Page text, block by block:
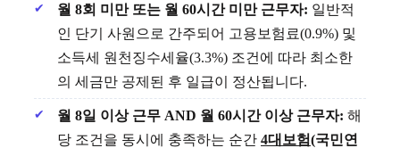
월 8회 미만 또는 월 60시간 미만 근무자: 일반적
인 단기 사원으로 간주되어 고용보험료(0.9%) 및
소득세 원천징수세율(3.3%) 조건에 따라 최소한
의 세금만 공제된 후 일급이 정산됩니다.
월 8일 이상 근무 AND 월 60시간 이상 근무자: 해
당 조건을 동시에 충족하는 순간 4대보험(국민연